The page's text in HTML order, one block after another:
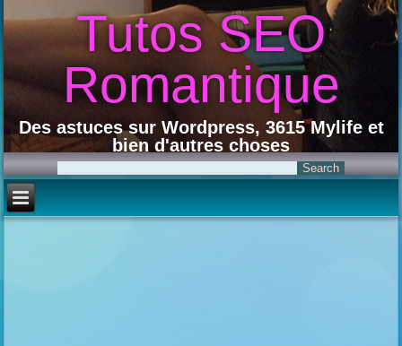
Tutos SEO
Romantique
Des astuces sur Wordpress, 3615 Mylife et
bien d'autres choses